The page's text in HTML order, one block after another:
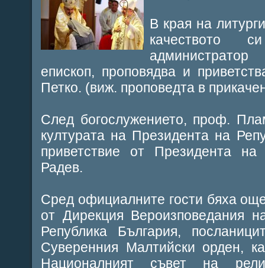
В края на
качеството
епископ, проповядва и
Петко. (виж. проповедта в
След богослужението, проф.
културата на Президента на
приветствие от Президента
Радев.
Сред официалните гости бяха
от Дирекция Вероизповедания
Република България,
Суверенния Малтийски орден,
Националният съвет на